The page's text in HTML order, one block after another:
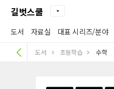
길벗스쿨
도서 자료실 대표 시리즈/분야
도서 초등학습 수학